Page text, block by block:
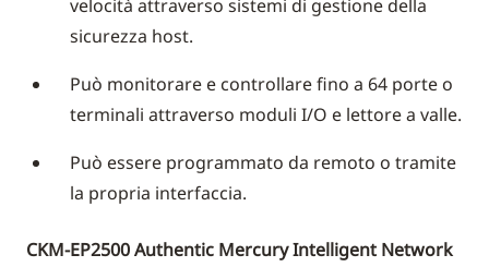
velocità attraverso sistemi di gestione della
sicurezza host.
Può monitorare e controllare fino a 64 porte o
terminali attraverso moduli I/O e lettore a valle.
Può essere programmato da remoto o tramite
la propria interfaccia.
CKM-EP2500 Authentic Mercury Intelligent Network